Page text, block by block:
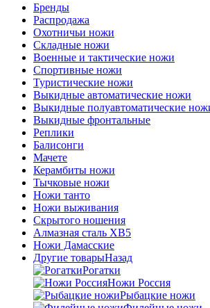
Бренды
Распродажа
Охотничьи ножи
Складные ножи
Военные и тактические ножи
Спортивные ножи
Туристические ножи
Выкидные автоматические ножи
Выкидные полуавтоматические
Выкидные фронтальные
Реплики
Балисонги
Мачете
Керамбиты ножи
Тычковые ножи
Ножи танто
Ножи выживания
Скрытого ношения
Алмазная сталь ХВ5
Ножи Дамасские
Другие товарыНазад
Рогатки
Ножи Россия
Рыбацкие ножи